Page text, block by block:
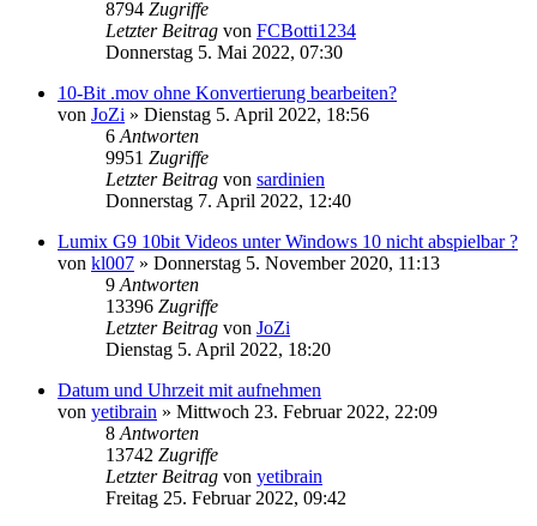
8794 Zugriffe
Letzter Beitrag von FCBotti1234
Donnerstag 5. Mai 2022, 07:30
10-Bit .mov ohne Konvertierung bearbeiten?
von JoZi » Dienstag 5. April 2022, 18:56
6 Antworten
9951 Zugriffe
Letzter Beitrag von sardinien
Donnerstag 7. April 2022, 12:40
Lumix G9 10bit Videos unter Windows 10 nicht abspielbar ?
von kl007 » Donnerstag 5. November 2020, 11:13
9 Antworten
13396 Zugriffe
Letzter Beitrag von JoZi
Dienstag 5. April 2022, 18:20
Datum und Uhrzeit mit aufnehmen
von yetibrain » Mittwoch 23. Februar 2022, 22:09
8 Antworten
13742 Zugriffe
Letzter Beitrag von yetibrain
Freitag 25. Februar 2022, 09:42